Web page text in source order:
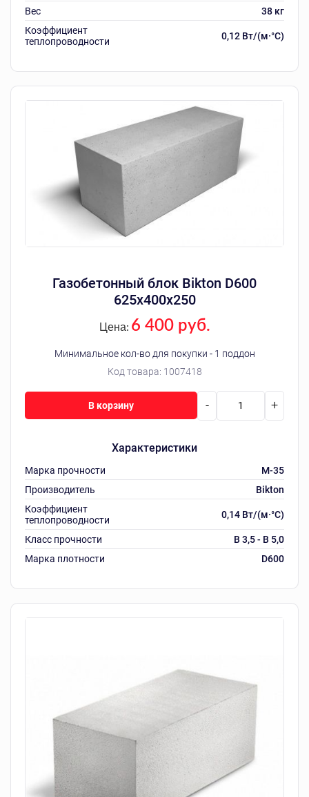
Вес
38 кг
Коэффициент
теплопроводности
0,12 Вт/(м·°C)
Газобетонный блок Bikton D600
625х400х250
Код товара: 1007418
Цена: 6 400 руб.
Минимальное кол-во для покупки - 1 поддон
Характеристики
Марка прочности
M-35
Производитель
Bikton
Коэффициент
теплопроводности
0,14 Вт/(м·°C)
Класс прочности
B 3,5 - B 5,0
Марка плотности
D600
- +
В корзину